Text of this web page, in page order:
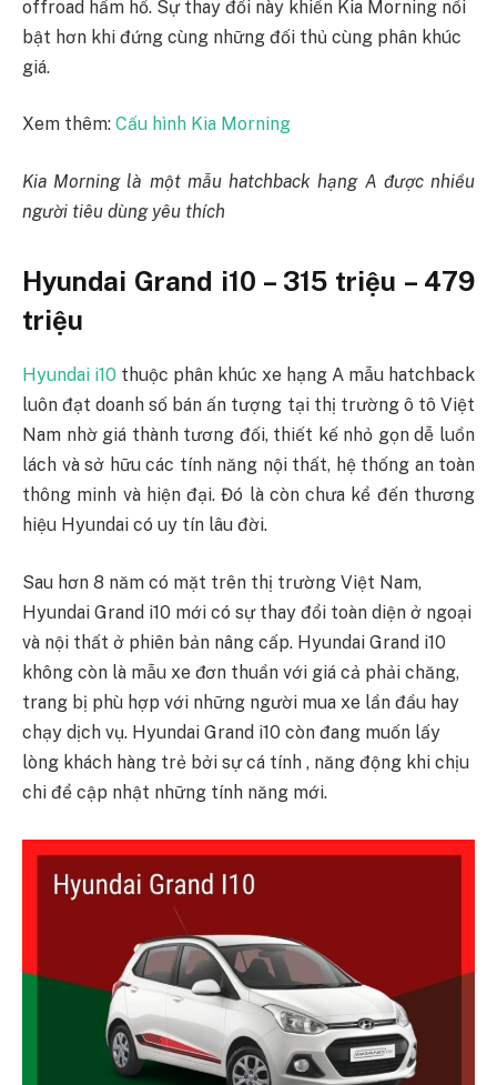
offroad hầm hố. Sự thay đổi này khiến Kia Morning nổi
bật hơn khi đứng cùng những đối thủ cùng phân khúc
giá.
Xem thêm: Cấu hình Kia Morning
Kia Morning là một mẫu hatchback hạng A được nhiều
người tiêu dùng yêu thích
Hyundai Grand i10 – 315 triệu – 479
triệu
Hyundai i10 thuộc phân khúc xe hạng A mẫu hatchback
luôn đạt doanh số bán ấn tượng tại thị trường ô tô Việt
Nam nhờ giá thành tương đối, thiết kế nhỏ gọn dễ luồn
lách và sở hữu các tính năng nội thất, hệ thống an toàn
thông minh và hiện đại. Đó là còn chưa kể đến thương
hiệu Hyundai có uy tín lâu đời.
Sau hơn 8 năm có mặt trên thị trường Việt Nam,
Hyundai Grand i10 mới có sự thay đổi toàn diện ở ngoại
và nội thất ở phiên bản nâng cấp. Hyundai Grand i10
không còn là mẫu xe đơn thuần với giá cả phải chăng,
trang bị phù hợp với những người mua xe lần đầu hay
chạy dịch vụ. Hyundai Grand i10 còn đang muốn lấy
lòng khách hàng trẻ bởi sự cá tính , năng động khi chịu
chi để cập nhật những tính năng mới.